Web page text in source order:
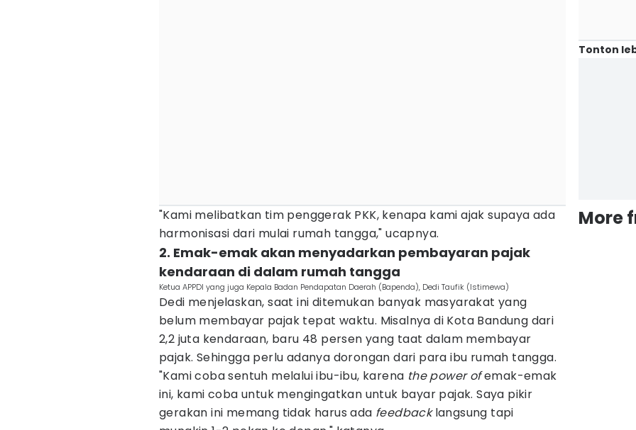
"Kami melibatkan tim penggerak PKK, kenapa kami ajak supaya ada
harmonisasi dari mulai rumah tangga," ucapnya.
2. Emak-emak akan menyadarkan pembayaran pajak
kendaraan di dalam rumah tangga
Ketua APPDI yang juga Kepala Badan Pendapatan Daerah (Bapenda), Dedi Taufik (Istimewa)
Dedi menjelaskan, saat ini ditemukan banyak masyarakat yang
belum membayar pajak tepat waktu. Misalnya di Kota Bandung dari
2,2 juta kendaraan, baru 48 persen yang taat dalam membayar
pajak. Sehingga perlu adanya dorongan dari para ibu rumah tangga.
"Kami coba sentuh melalui ibu-ibu, karena the power ofemak-emak
ini, kami coba untuk mengingatkan untuk bayar pajak. Saya pikir
gerakan ini memang tidak harus ada feedbacklangsung tapi
Tonton
More